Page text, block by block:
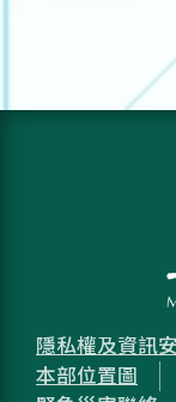
隱私權及資訊
本部位置圖